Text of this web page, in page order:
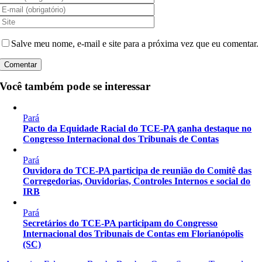
Salve meu nome, e-mail e site para a próxima vez que eu comentar.
Você também pode se interessar
Pará
Pacto da Equidade Racial do TCE-PA ganha destaque no
Congresso Internacional dos Tribunais de Contas
Pará
Ouvidora do TCE-PA participa de reunião do Comitê das
Corregedorias, Ouvidorias, Controles Internos e social do
IRB
Pará
Secretários do TCE-PA participam do Congresso
Internacional dos Tribunais de Contas em Florianópolis
(SC)